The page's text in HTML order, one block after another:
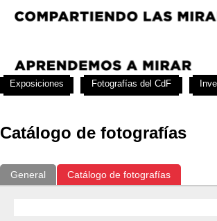
Catálogo de fotografías
General Catálogo de fotografías
Exposiciones Fotografías del CdF